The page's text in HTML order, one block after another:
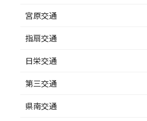
宮原交通
指扇交通
日栄交通
第三交通
県南交通